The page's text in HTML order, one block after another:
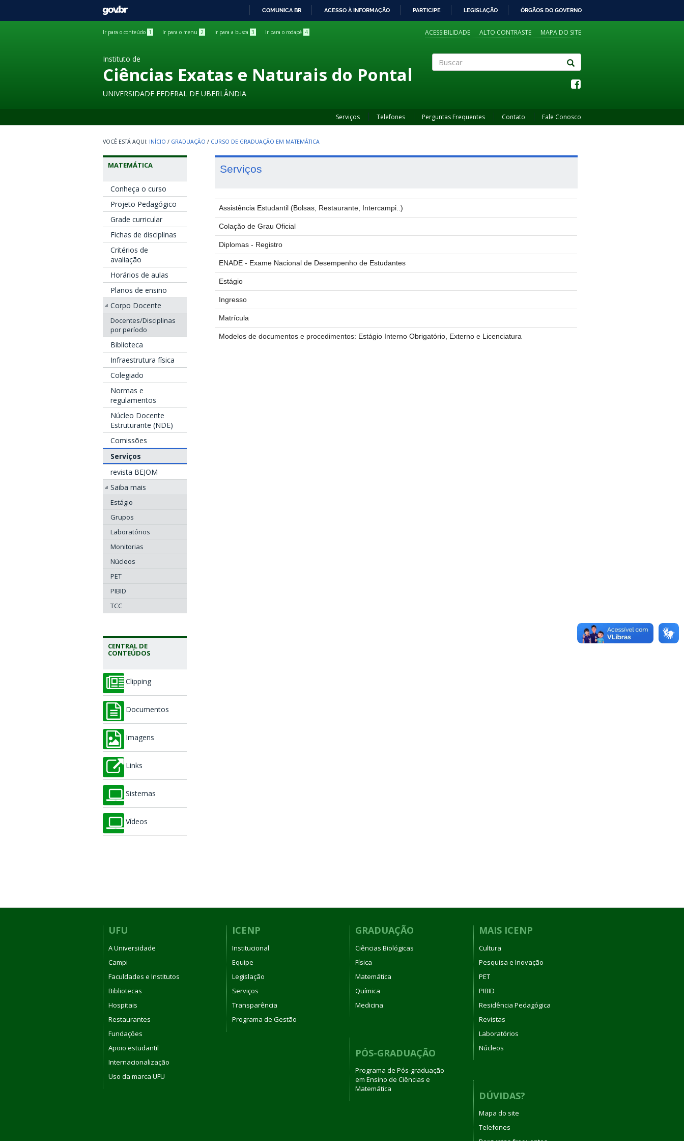
GOVBR
COMUNICA BR ACESSO À INFORMAÇÃO PARTICIPE LEGISLAÇÃO ÓRGÃOS DO GOVERNO
Ir para o conteúdo 1 Ir para o menu 2 Ir para a busca 3 Ir para o rodapé 4 ACESSIBILIDADE ALTO CONTRASTE MAPA DO SITE
Instituto de
Ciências Exatas e Naturais do Pontal
UNIVERSIDADE FEDERAL DE UBERLÂNDIA
Serviços Telefones Perguntas Frequentes Contato Fale Conosco
INÍCIO / GRADUAÇÃO / CURSO DE GRADUAÇÃO EM MATEMÁTICA
MATEMÁTICA
Conheça o curso
Projeto Pedagógico
Grade curricular
Fichas de disciplinas
Critérios de
avaliação
Horários de aulas
Planos de ensino
Corpo Docente
Docentes/Disciplinas
por período
Biblioteca
Infraestrutura física
Colegiado
Normas e
regulamentos
Núcleo Docente
Estruturante (NDE)
Comissões
Serviços
revista BEJOM
Saiba mais
Estágio
Grupos
Laboratórios
Monitorias
Núcleos
PET
PIBID
TCC
CENTRAL DE
CONTEÚDOS
Clipping
Documentos
Imagens
Links
Sistemas
Vídeos
Serviços
Assistência Estudantil (Bolsas, Restaurante, Intercampi..)
Colação de Grau Oficial
Diplomas - Registro
ENADE - Exame Nacional de Desempenho de Estudantes
Estágio
Ingresso
Matrícula
Modelos de documentos e procedimentos: Estágio Interno Obrigatório, Externo e Licenciatura
UFU
A Universidade
Campi
Faculdades e Institutos
Bibliotecas
Hospitais
Restaurantes
Fundações
Apoio estudantil
Internacionalização
Uso da marca UFU
ICENP
Institucional
Equipe
Legislação
Serviços
Transparência
Programa de Gestão
GRADUAÇÃO
Ciências Biológicas
Física
Matemática
Química
Medicina
PÓS-GRADUAÇÃO
Programa de Pós-graduação
em Ensino de Ciências e
Matemática
MAIS ICENP
Cultura
Pesquisa e Inovação
PET
PIBID
Residência Pedagógica
Revistas
Laboratórios
Núcleos
DÚVIDAS?
Mapa do site
Telefones